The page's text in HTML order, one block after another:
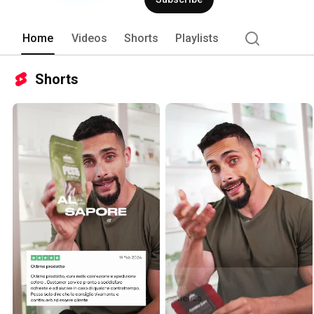
preziosa risorsa del nostro territorio: la
Home Videos Shorts Playlists
Shorts